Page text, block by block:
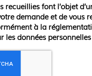
recueillies font l’objet
demande et de vous
à la
les données